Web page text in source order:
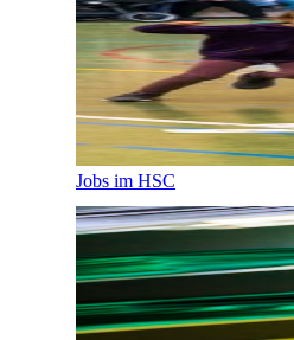
Jobs im HSC